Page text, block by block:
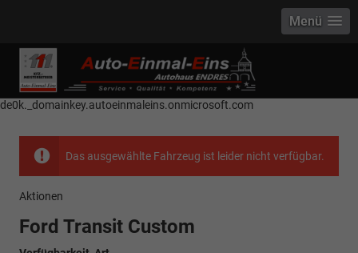
------------ Host Name : selector1._domainkey Points to address or value:
selector1-aee-de0k._domainkey.autoeinmaleins.onmicrosoft.com Host
Name : selector2._domainkey Points to address or value: selector2-aee-
de0k._domainkey.autoeinmaleins.onmicrosoft.com
Menü
Das ausgewählte Fahrzeug ist leider nicht verfügbar.
Aktionen
Ford Transit Custom